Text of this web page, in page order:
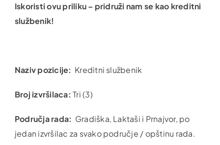
Iskoristi ovu priliku – pridruži nam se kao kreditni
službenik!
Naziv pozicije: Kreditni službenik
Broj izvršilaca:Tri (3)
Područja rada: Gradiška, Laktaši i Prnajvor, po
jedan izvršilac za svako područje / opštinu rada.